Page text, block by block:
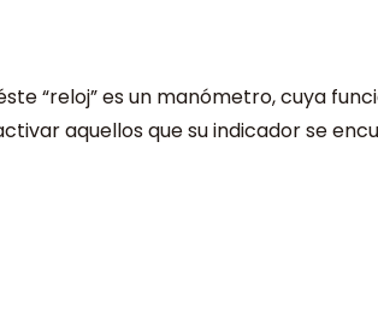
“reloj” es un manómetro, cuya
aquellos que su indicador se